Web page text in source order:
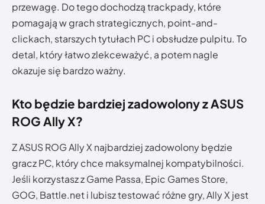
przewagę. Do tego dochodzą trackpady, które
pomagają w grach strategicznych, point-and-
clickach, starszych tytułach PC i obsłudze pulpitu. To
detal, który łatwo zlekceważyć, a potem nagle
okazuje się bardzo ważny.
Kto będzie bardziej zadowolony z ASUS
ROG Ally X?
Z ASUS ROG Ally X najbardziej zadowolony będzie
gracz PC, który chce maksymalnej kompatybilności.
Jeśli korzystasz z Game Passa, Epic Games Store,
GOG, Battle.net i lubisz testować różne gry, Ally X jest